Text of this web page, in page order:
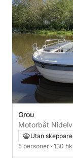
Grou
Utan skeppare
5 personer · 130 hk